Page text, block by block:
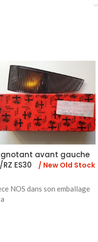
avant gauche
RZ ES30
/ New Old Stock
NOS dans son emballage